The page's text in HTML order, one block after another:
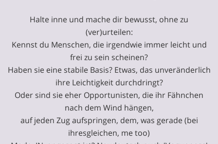
Halte inne und mache dir bewusst, ohne zu
(ver)urteilen:
Kennst du Menschen, die irgendwie immer leicht und
frei zu sein scheinen?
Haben sie eine stabile Basis? Etwas, das unveränderlich
ihre Leichtigkeit durchdringt?
Oder sind sie eher Opportunisten, die ihr Fähnchen
nach dem Wind hängen,
auf jeden Zug aufspringen, dem, was gerade (bei
ihresgleichen, me too)